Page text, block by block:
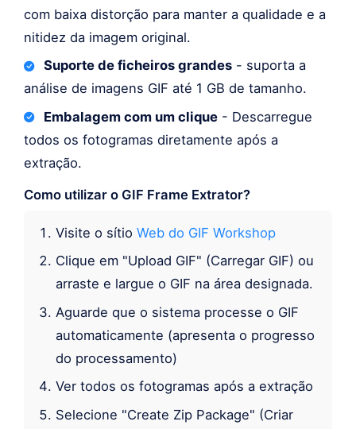
com baixa distorção para manter a qualidade e a
nitidez da imagem original.
Suporte de ficheiros grandes- suporta a
análise de imagens GIF até 1 GB de tamanho.
Embalagem com um clique- Descarregue
todos os fotogramas diretamente após a
extração.
Como utilizar o GIF Frame Extrator?
Visite o sítio Web do GIF Workshop
Clique em "Upload GIF" (Carregar GIF) ou
arraste e largue o GIF na área designada.
Aguarde que o sistema processe o GIF
automaticamente (apresenta o progresso
do processamento)
Ver todos os fotogramas após a extração
Selecione "Create Zip Package" (Criar